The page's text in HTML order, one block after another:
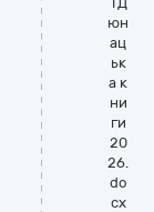
юн
ац
ьк
а к
ни
ги
20
26.
do
cx